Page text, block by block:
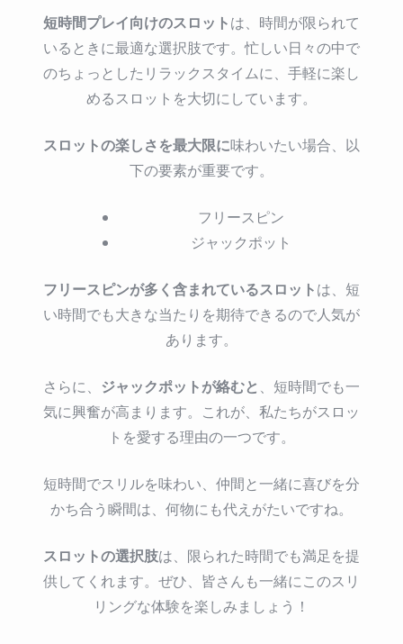
短時間プレイ向けのスロットは、時間が限られて
いるときに最適な選択肢です。忙しい日々の中で
のちょっとしたリラックスタイムに、手軽に楽し
めるスロットを大切にしています。
スロットの楽しさを最大限に味わいたい場合、以
下の要素が重要です。
フリースピン
ジャックポット
フリースピンが多く含まれているスロットは、短
い時間でも大きな当たりを期待できるので人気が
あります。
さらに、 ジャックポットが絡むと
、短時間でも一
気に興奮が高まります。これが、私たちがスロッ
トを愛する理由の一つです。
短時間でスリルを味わい、仲間と一緒に喜びを分
かち合う瞬間は、何物にも代えがたいですね。
スロットの選択肢は、限られた時間でも満足を提
供してくれます。ぜひ、皆さんも一緒にこのスリ
リングな体験を楽しみましょう！